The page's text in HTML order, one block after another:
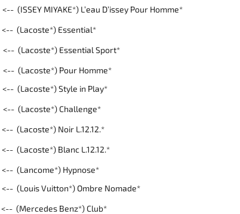
<-- (ISSEY MIYAKE*) L’eau D’issey Pour Homme*
<-- (Lacoste*) Essential*
<-- (Lacoste*) Essential Sport*
<-- (Lacoste*) Pour Homme*
<-- (Lacoste*) Style in Play*
<-- (Lacoste*) Challenge*
<-- (Lacoste*) Noir L.12.12.*
<-- (Lacoste*) Blanc L.12.12.*
<-- (Lancome*) Hypnose*
<-- (Louis Vuitton*) Ombre Nomade*
<-- (Mercedes Benz*) Club*